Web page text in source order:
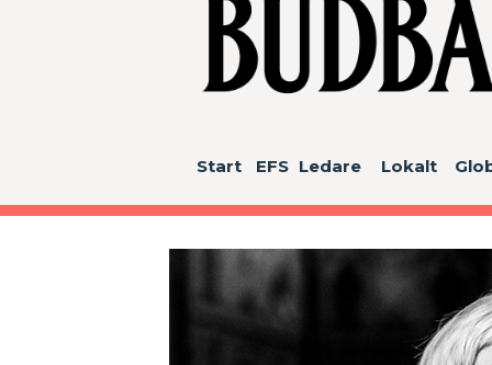
Start EFS Ledare Lokalt